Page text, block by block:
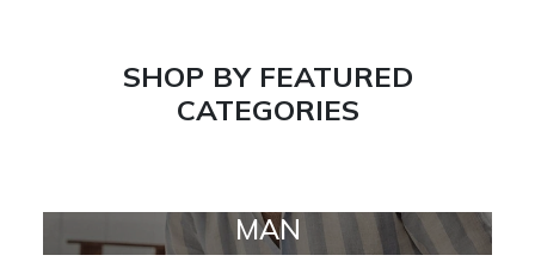
SHOP BY FEATURED
CATEGORIES
MAN